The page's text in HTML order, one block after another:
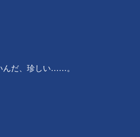
んだ、珍しい……。